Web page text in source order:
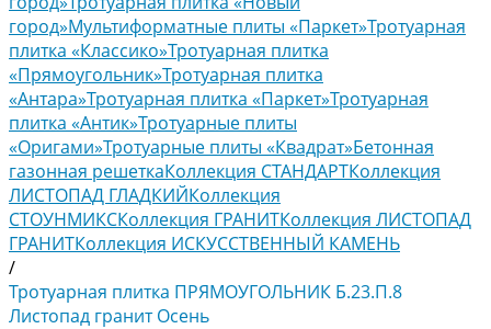
город»Мультиформатные плиты «Паркет»Тротуарная
плитка «Классико»Тротуарная плитка
«Прямоугольник»Тротуарная плитка
«Антара»Тротуарная плитка «Паркет»Тротуарная
плитка «Антик»Тротуарные плиты
«Оригами»Тротуарные плиты «Квадрат»Бетонная
газонная решеткаКоллекция СТАНДАРТКоллекция
ЛИСТОПАД ГЛАДКИЙКоллекция
СТОУНМИКСКоллекция ГРАНИТКоллекция ЛИСТОПАД
ГРАНИТКоллекция ИСКУССТВЕННЫЙ КАМЕНЬ
/
Тротуарная плитка ПРЯМОУГОЛЬНИК Б.23.П.8
Листопад гранит Осень